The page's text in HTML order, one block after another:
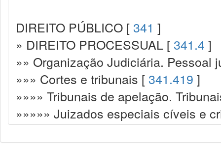
DIREITO PÚBLICO [ 341 ]
» DIREITO PROCESSUAL [ 341.4 ]
»» Organização Judiciária. Pessoal
»»» Cortes e tribunais [ 341.419 ]
»»»» Tribunais de apelação.
»»»»» Juizados especiais cíveis e